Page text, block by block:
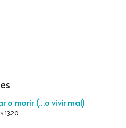
o morir (…o vivir mal)
13:20